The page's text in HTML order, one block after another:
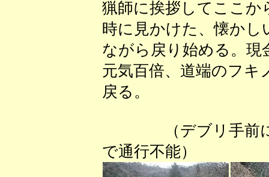
猟師に挨拶してここか
時に見かけた、懐かし
ながら戻り始める。
元気百倍、道端のフキ
戻る。
（デブリ手
で通行不能） （